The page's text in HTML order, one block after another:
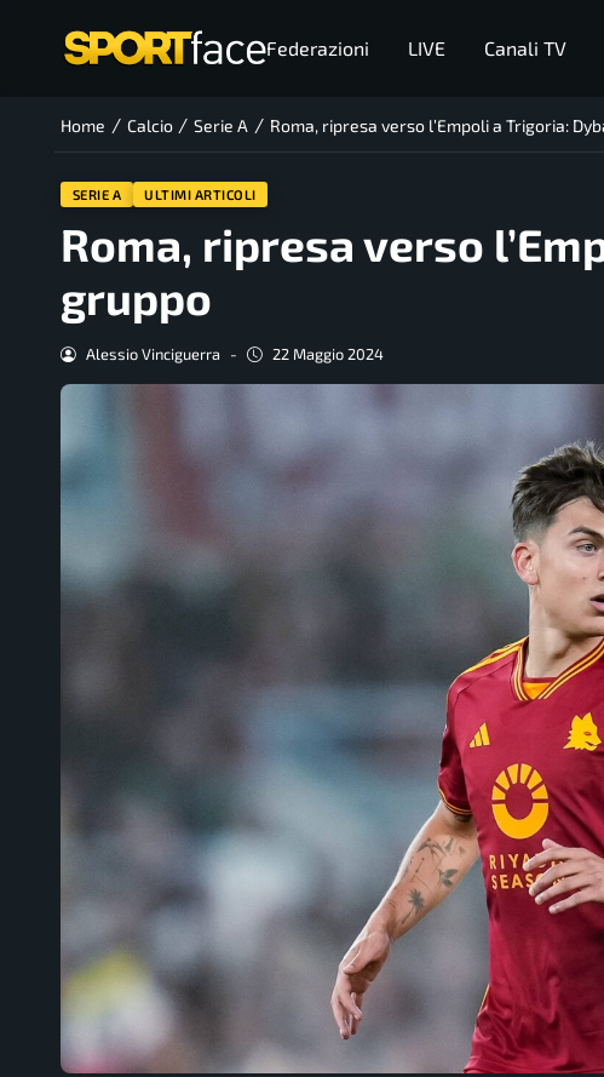
Federazioni LIVE Canali TV
Home / Calcio / Serie A / Roma, ripresa verso l’Empoli a Trigoria:
SERIE A ULTIMI ARTICOLI
Roma, ripresa verso
gruppo
Alessio Vinciguerra - 22 Maggio 2024